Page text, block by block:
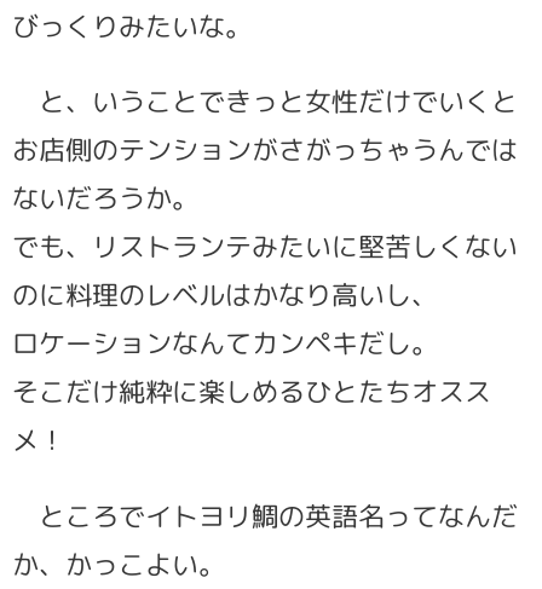
びっくりみたいな。
と、いうことできっと女性だけでいくと
お店側のテンションがさがっちゃうんでは
ないだろうか。
でも、リストランテみたいに堅苦しくない
のに料理のレベルはかなり高いし、
ロケーションなんてカンペキだし。
そこだけ純粋に楽しめるひとたちオスス
メ！
ところでイトヨリ鯛の英語名ってなんだ
か、かっこよい。